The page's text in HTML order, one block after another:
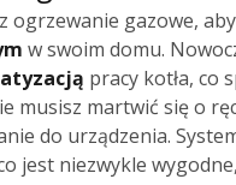
ogrzewanie gazowe,
w swoim domu.
pracy kotła, co
musisz martwić się o
do urządzenia.
jest niezwykle